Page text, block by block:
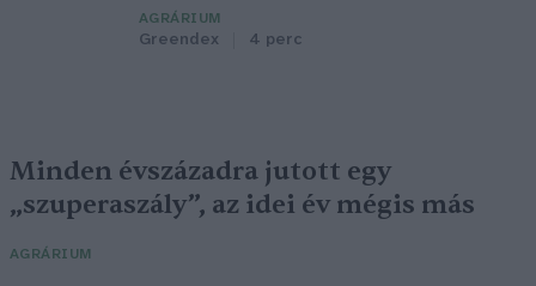
AGRÁRIUM
Greendex 4 perc
Minden évszázadra jutott egy
„szuperaszály”, az idei év mégis más
AGRÁRIUM